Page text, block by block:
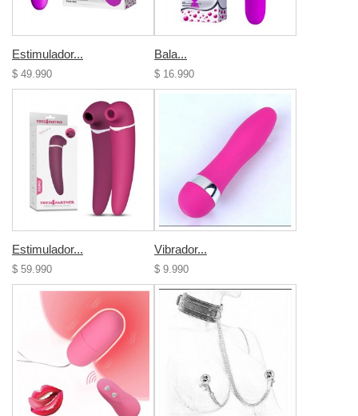
Estimulador...
$ 49.990
Bala...
$ 16.990
Estimulador...
$ 59.990
Vibrador...
$ 9.990